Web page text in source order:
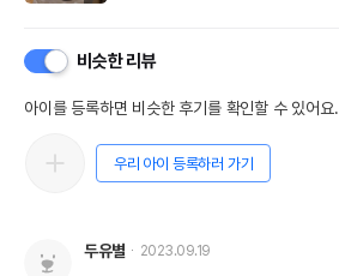
비슷한 리뷰
아이를 등록하면 비슷한 후기를 확인할 수 있어요.
우리 아이 등록하러 가기
두유별 2023.09.19